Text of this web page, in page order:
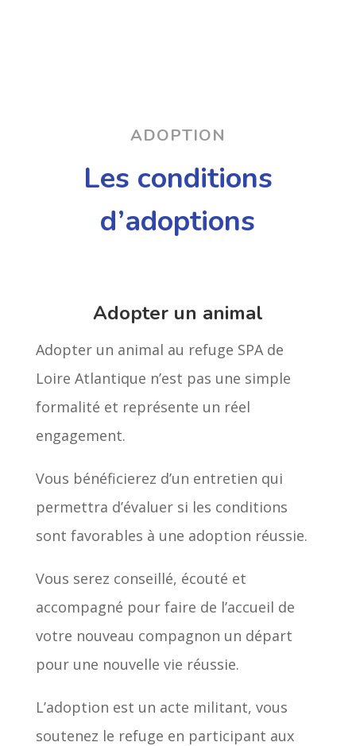
ADOPTION
Les conditions
d’adoptions
Adopter un animal
Adopter un animal au refuge SPA de
Loire Atlantique n’est pas une simple
formalité et représente un réel
engagement.
Vous bénéficierez d’un entretien qui
permettra d’évaluer si les conditions
sont favorables à une adoption réussie.
Vous serez conseillé, écouté et
accompagné pour faire de l’accueil de
votre nouveau compagnon un départ
pour une nouvelle vie réussie.
L’adoption est un acte militant, vous
soutenez le refuge en participant aux